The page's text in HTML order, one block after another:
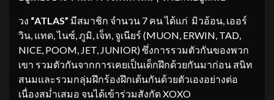
วง “ATLAS” มีสมาชิก จำนวน 7 คน ได้แก่ มิวอ้อน, เออร์
วิน, แทด, ไนซ์, ภูมิ, เจ็ท, จูเนียร์ (MUON, ERWIN, TAD,
NICE, POOM, JET, JUNIOR) ซึ่งการรวมตัวกันของพวก
เขา รวมตัวกันจากการเคยเป็นเด็กฝึกด้วยกันมาก่อน สนิท
สนมและรวมกลุ่มฝึกร้องฝึกเต้นกันด้วยตัวเองอย่างต่อ
เนื่องสม่ำเสมอ จนได้เข้าร่วมสังกัด XOXO